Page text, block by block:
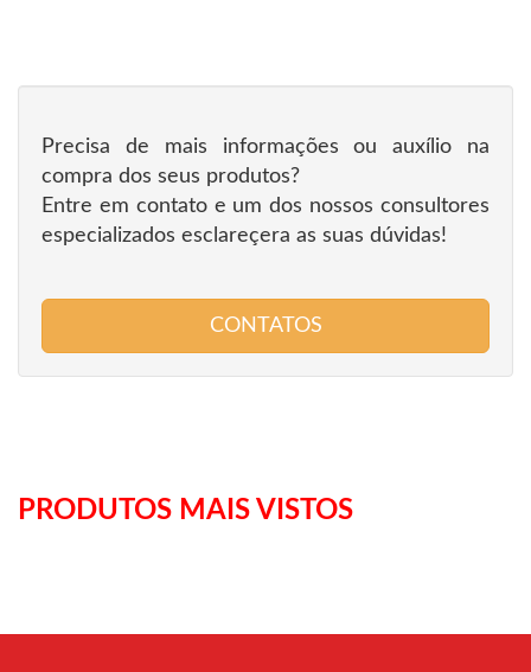
Precisa de mais informações ou auxílio na
compra dos seus produtos?
Entre em contato e um dos nossos consultores
especializados esclareçera as suas dúvidas!
CONTATOS
PRODUTOS MAIS VISTOS